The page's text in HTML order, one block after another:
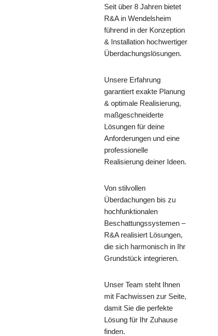
Seit über 8 Jahren bietet
R&A in Wendelsheim
führend in der Konzeption
& Installation hochwertiger
Überdachungslösungen.
Unsere Erfahrung
garantiert exakte Planung
& optimale Realisierung,
maßgeschneiderte
Lösungen für deine
Anforderungen und eine
professionelle
Realisierung deiner Ideen.
Von stilvollen
Überdachungen bis zu
hochfunktionalen
Beschattungssystemen –
R&A realisiert Lösungen,
die sich harmonisch in Ihr
Grundstück integrieren.
Unser Team steht Ihnen
mit Fachwissen zur Seite,
damit Sie die perfekte
Lösung für Ihr Zuhause
finden.